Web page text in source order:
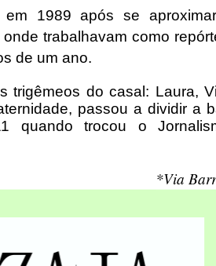
1989 após se
trabalhavam como
de um ano.
trigêmeos do casal: Laura,
passou a dividir a
quando trocou o
*Via